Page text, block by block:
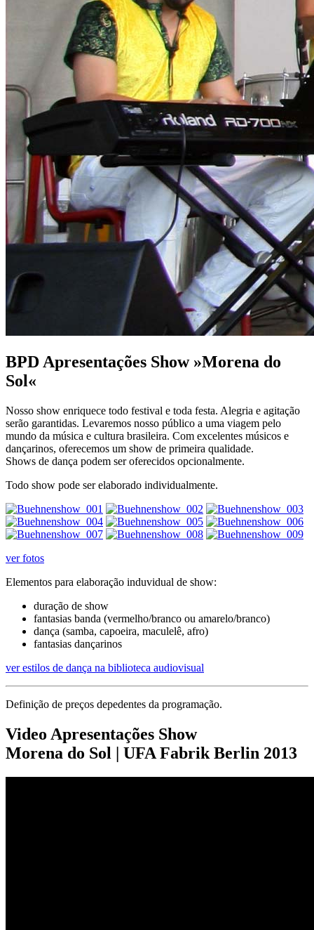
BPD Apresentações Show »Morena do
Sol«
Nosso show enriquece todo festival e toda festa. Alegria e agitação
serão garantidas. Levaremos nosso público a uma viagem pelo
mundo da música e cultura brasileira. Com excelentes músicos e
dançarinos, oferecemos um show de primeira qualidade.
Shows de dança podem ser oferecidos opcionalmente.
Todo show pode ser elaborado individualmente.
ver fotos
Elementos para elaboração induvidual de show:
duração de show
fantasias banda (vermelho/branco ou amarelo/branco)
dança (samba, capoeira, maculelê, afro)
fantasias dançarinos
ver estilos de dança na biblioteca audiovisual
Definição de preços depedentes da programação.
Video Apresentações Show
Morena do Sol | UFA Fabrik Berlin 2013